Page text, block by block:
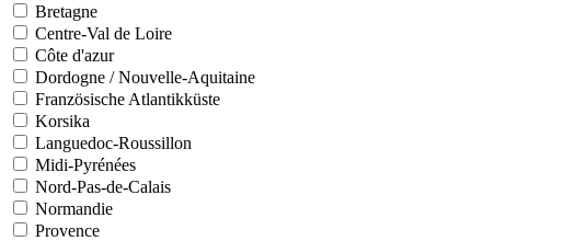
Bretagne
Centre-Val de Loire
Côte d'azur
Dordogne / Nouvelle-Aquitaine
Französische Atlantikküste
Korsika
Languedoc-Roussillon
Midi-Pyrénées
Nord-Pas-de-Calais
Normandie
Provence